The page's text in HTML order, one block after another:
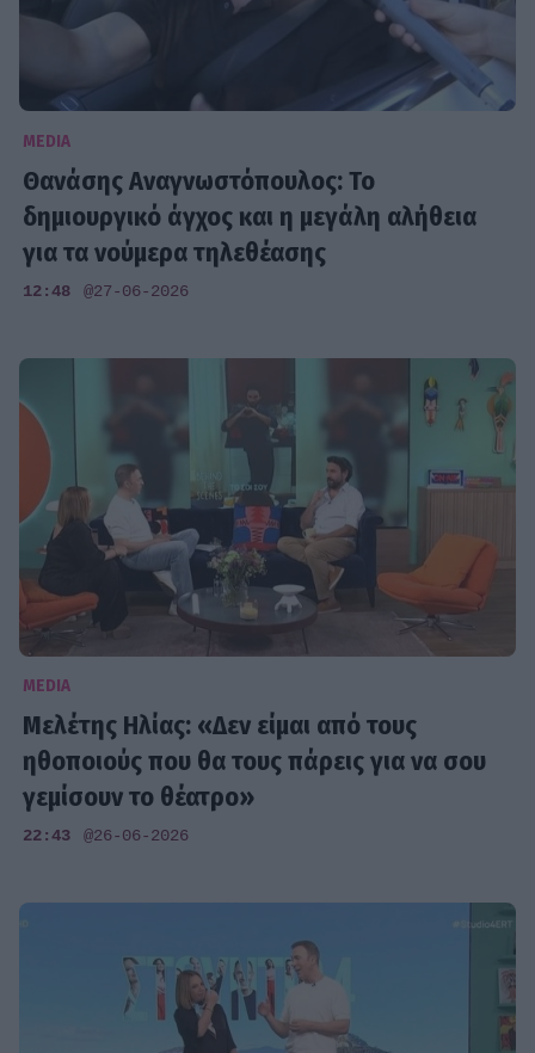
MEDIA
Θανάσης Αναγνωστόπουλος: Το
δημιουργικό άγχος και η μεγάλη αλήθεια
για τα νούμερα τηλεθέασης
12:48 @27-06-2026
MEDIA
Μελέτης Ηλίας: «Δεν είμαι από τους
ηθοποιούς που θα τους πάρεις για να σου
γεμίσουν το θέατρο»
22:43 @26-06-2026